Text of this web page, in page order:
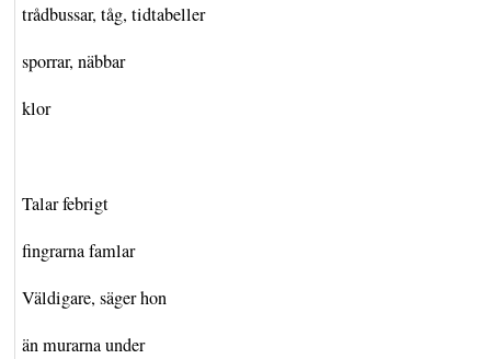
trådbussar, tåg, tidtabeller
sporrar, näbbar
klor
Talar febrigt
fingrarna famlar
Väldigare, säger hon
än murarna under